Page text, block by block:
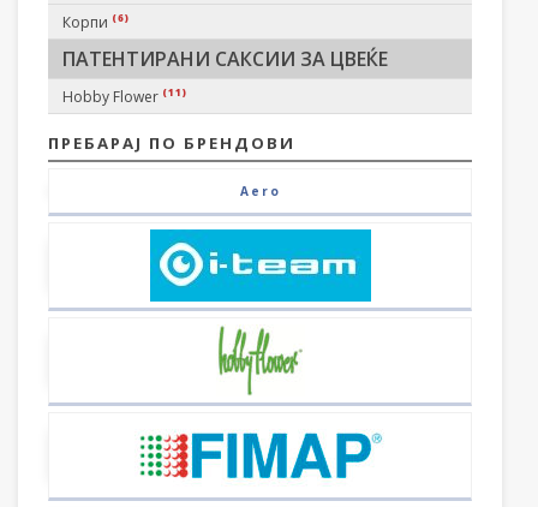
Корпи (6)
ПАТЕНТИРАНИ САКСИИ ЗА ЦВЕЌЕ
Hobby Flower (11)
ПРЕБАРАЈ ПО БРЕНДОВИ
Aero